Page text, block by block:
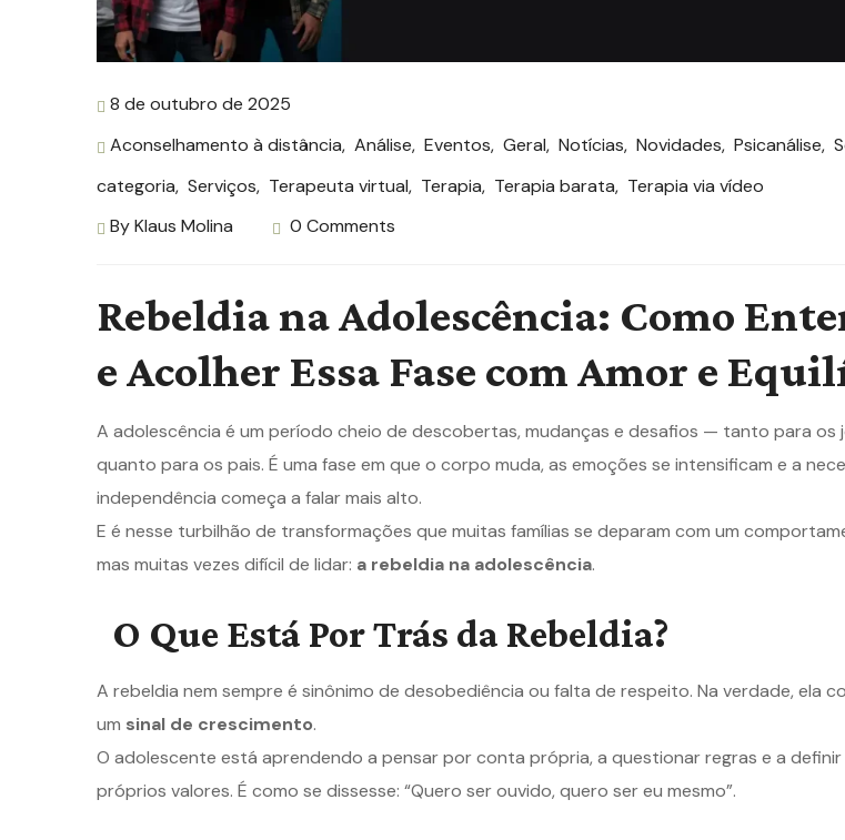
8 de outubro de 2025
Aconselhamento à distância, Análise, Eventos, Geral, Notícias, Novidades, Psicanálise,
categoria, Serviços, Terapeuta virtual, Terapia, Terapia barata, Terapia via vídeo
ByKlaus Molina 0 Comments
Rebeldia na Adolescência: Como
e Acolher Essa Fase com Amor e
A adolescência é um período cheio de descobertas, mudanças e desafios — tanto para os
quanto para os pais. É uma fase em que o corpo muda, as emoções se intensificam e a
independência começa a falar mais alto.
E é nesse turbilhão de transformações que muitas famílias se deparam com um
mas muitas vezes difícil de lidar: a rebeldia na adolescência.
O Que Está Por Trás da Rebeldia?
A rebeldia nem sempre é sinônimo de desobediência ou falta de respeito. Na verdade, ela
um sinal de crescimento.
O adolescente está aprendendo a pensar por conta própria, a questionar regras e a definir
próprios valores. É como se dissesse: “Quero ser ouvido, quero ser eu mesmo”.